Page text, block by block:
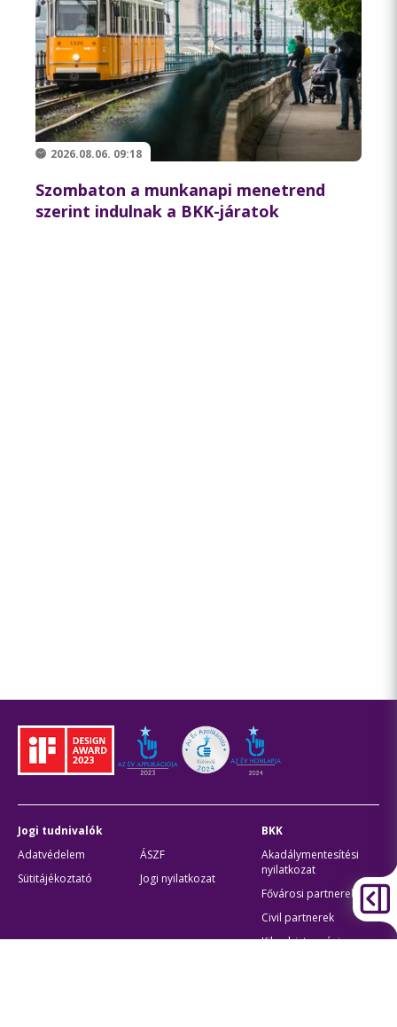
2026.08.06. 09:18
Szombaton a munkanapi menetrend
szerint indulnak a BKK-járatok
Jogi tudnivalók
Adatvédelem
ÁSZF
Sütitájékoztató
Jogi nyilatkozat
BKK
Akadálymentesítési
nyilatkozat
Fővárosi partnerek
Civil partnerek
Kiberbiztonsági